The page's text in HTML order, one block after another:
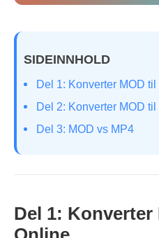
SIDEINNHOLD
Del 1: Konverter MOD
Del 2: Konverter MOD
Del 3: MOD vs MP4
Del 1: Konverter